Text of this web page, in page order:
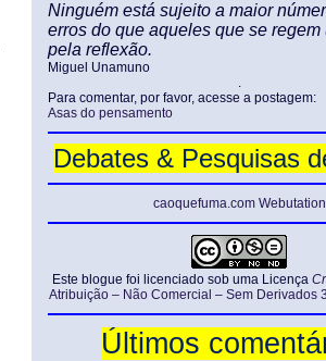
Ninguém está sujeito a maior
erros do que aqueles que se regem
pela reflexão.
Miguel Unamuno
.
Para comentar, por favor, acesse a postagem:
Asas do pensamento
Debates & Pesquisas
caoquefuma.com Webutation
Este blogue foi licenciado sob uma Licença
Atribuição – Não Comercial – Sem Derivados
Últimos